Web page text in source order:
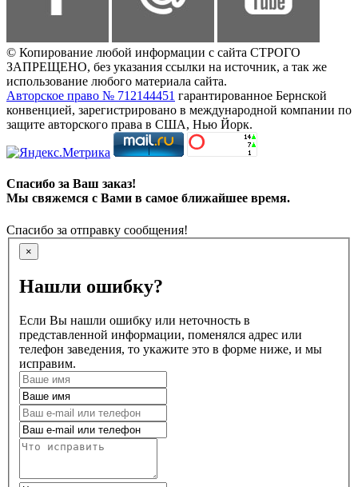
© Копирование любой информации с сайта СТРОГО
ЗАПРЕЩЕНО, без указания ссылки на источник, а так же
использование любого материала сайта.
Авторское право № 712144451 гарантированное Бернской
конвенцией, зарегистрировано в международной компании по
защите авторского права в США, Нью Йорк.
Спасибо за Ваш заказ!
Мы свяжемся с Вами в самое ближайшее время.
Спасибо за отправку сообщения!
×
Нашли ошибку?
Если Вы нашли ошибку или неточность в
представленной информации, поменялся адрес или
телефон заведения, то укажите это в форме ниже, и мы
исправим.